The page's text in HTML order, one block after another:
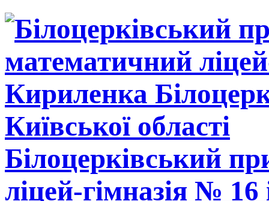
Білоцерківський
ліцей-гімназія №